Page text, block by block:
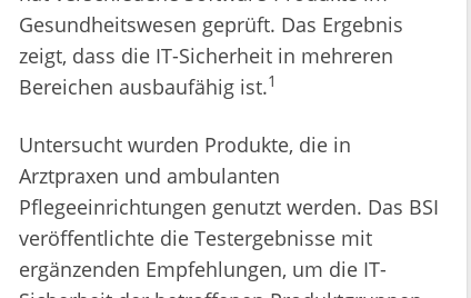
Gesundheitswesen geprüft. Das Ergebnis
zeigt, dass die IT-Sicherheit in mehreren
Bereichen ausbaufähig ist.1
Untersucht wurden Produkte, die in
Arztpraxen und ambulanten
Pflegeeinrichtungen genutzt werden. Das BSI
veröffentlichte die Testergebnisse mit
ergänzenden Empfehlungen, um die IT-